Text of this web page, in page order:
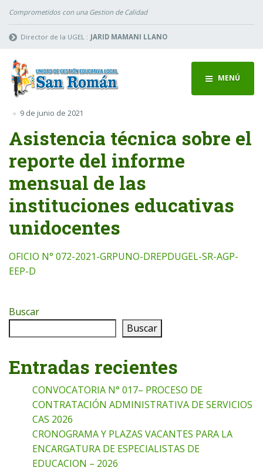
Comprometidos con una Gestion de Calidad
Director de la UGEL : JARID MAMANI LLANO
MENÚ
9 de junio de 2021
Asistencia técnica sobre el
reporte del informe
mensual de las
instituciones educativas
unidocentes
OFICIO N° 072-2021-GRPUNO-DREPDUGEL-SR-AGP-
EEP-D
Buscar
Buscar
Entradas recientes
CONVOCATORIA N° 017– PROCESO DE
CONTRATACIÓN ADMINISTRATIVA DE SERVICIOS
CAS 2026
CRONOGRAMA Y PLAZAS VACANTES PARA LA
ENCARGATURA DE ESPECIALISTAS DE
EDUCACION – 2026